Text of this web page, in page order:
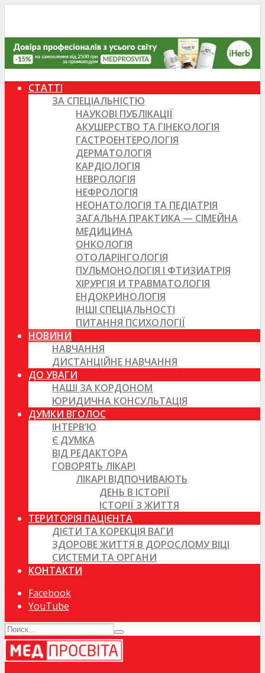
СТАТТІ
ЗА СПЕЦІАЛЬНІСТЮ
НАУКОВІ ПУБЛІКАЦІЇ
АКУШЕРСТВО ТА ГІНЕКОЛОГІЯ
ГАСТРОЕНТЕРОЛОГІЯ
ДЕРМАТОЛОГІЯ
КАРДІОЛОГІЯ
НЕВРОЛОГІЯ
НЕФРОЛОГІЯ
НЕОНАТОЛОГІЯ ТА ПЕДІАТРІЯ
ЗАГАЛЬНА ПРАКТИКА — СІМЕЙНА
МЕДИЦИНА
ОНКОЛОГІЯ
ОТОЛАРІНГОЛОГІЯ
ПУЛЬМОНОЛОГІЯ І ФТИЗИАТРІЯ
ХІРУРГІЯ И ТРАВМАТОЛОГІЯ
ЕНДОКРИНОЛОГІЯ
ІНШІ СПЕЦІАЛЬНОСТІ
ПИТАННЯ ПСИХОЛОГІЇ
НОВИНИ
НАВЧАННЯ
ДИСТАНЦІЙНЕ НАВЧАННЯ
ДО УВАГИ
НАШІ ЗА КОРДОНОМ
ЮРИДИЧНА КОНСУЛЬТАЦІЯ
ДУМКИ ВГОЛОС
ІНТЕРВ’Ю
Є ДУМКА
ВІД РЕДАКТОРА
ГОВОРЯТЬ ЛІКАРІ
ЛІКАРІ ВІДПОЧИВАЮТЬ
ДЕНЬ В ІСТОРІЇ
ІСТОРІЇ З ЖИТТЯ
ТЕРИТОРІЯ ПАЦІЄНТА
ДІЄТИ ТА КОРЕКЦІЯ ВАГИ
ЗДОРОВЕ ЖИТТЯ В ДОРОСЛОМУ ВІЦІ
СИСТЕМИ ТА ОРГАНИ
КОНТАКТИ
Facebook
YouTube